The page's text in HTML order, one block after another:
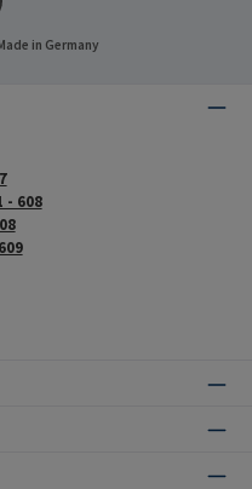
in Germany
- 608